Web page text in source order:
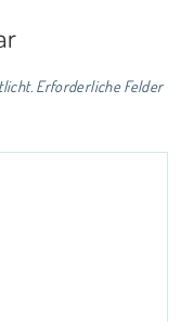
Erforderliche Felder